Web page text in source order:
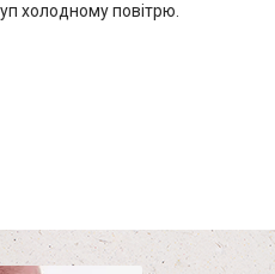
холодному повітрю.